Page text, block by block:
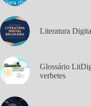
Literatura
Glossário
verbetes